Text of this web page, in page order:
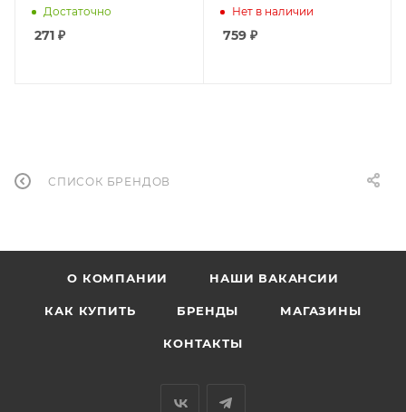
Достаточно
271 ₽
(40)Нет в наличии
759₽
СПИСОК БРЕНДОВ
О КОМПАНИИ НАШИ ВАКАНСИИ
КАК КУПИТЬ БРЕНДЫ МАГАЗИНЫ
КОНТАКТЫ